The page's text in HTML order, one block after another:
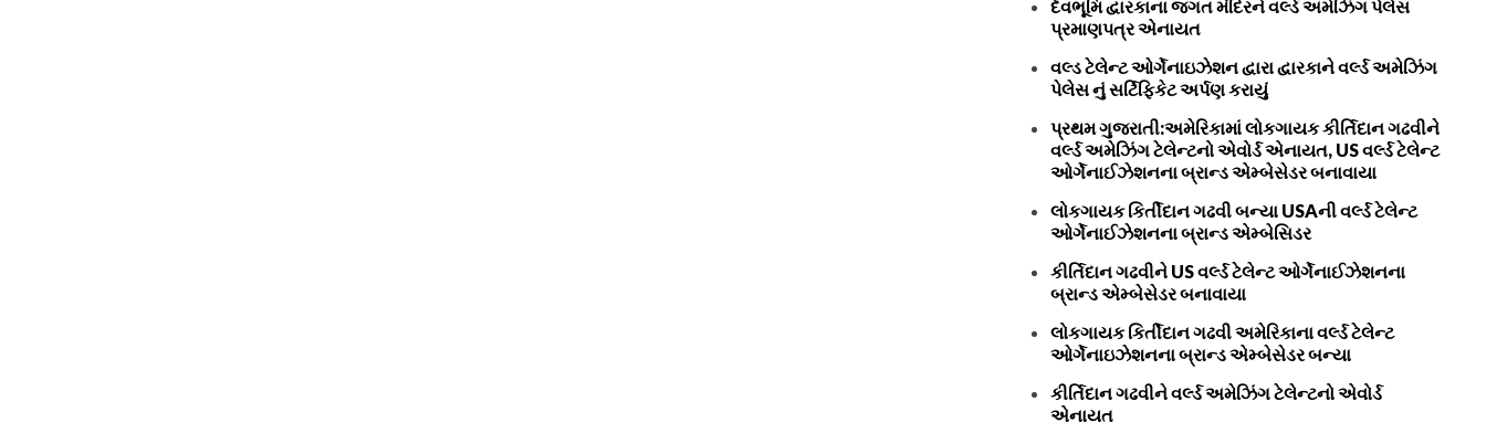
દેવભૂમિ દ્વારકાના જગત મંદિરને વર્લ્ડ અમેઝિંગ પેલેસ
પ્રમાણપત્ર એનાયત
વલ્ડ ટેલેન્ટ ઓર્ગેનાઇઝેશન દ્વારા દ્વારકાને વર્લ્ડ અમેઝિંગ
પેલેસ નું સર્ટિફિકેટ અર્પણ કરાયું
પ્રથમ ગુજરાતી:અમેરિકામાં લોકગાયક કીર્તિદાન ગઢવીને
વર્લ્ડ અમેઝિંગ ટેલેન્ટનો એવોર્ડ એનાયત, US વર્લ્ડ ટેલેન્ટ
ઓર્ગેનાઈઝેશનના બ્રાન્ડ એમ્બેસેડર બનાવાયા
લોકગાયક કિર્તીદાન ગઢવી બન્યા USAની વર્લ્ડ ટેલેન્ટ
ઓર્ગેનાઈઝેશનના બ્રાન્ડ એમ્બેસિડર
કીર્તિદાન ગઢવીને US વર્લ્ડ ટેલેન્ટ ઓર્ગેનાઈઝેશનના
બ્રાન્ડ એમ્બેસેડર બનાવાયા
લોકગાયક કિર્તીદાન ગઢવી અમેરિકાના વર્લ્ડ ટેલેન્ટ
ઓર્ગેનાઇઝેશનના બ્રાન્ડ એમ્બેસેડર બન્યા
કીર્તિદાન ગઢવીને વર્લ્ડ અમેઝિંગ ટેલેન્ટનો એવોર્ડ
એનાયત